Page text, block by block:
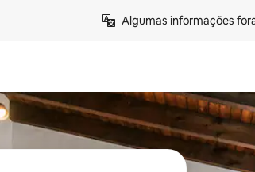
Algumas informações